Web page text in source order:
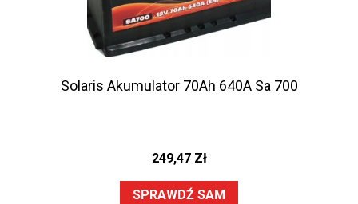
Solaris Akumulator 70Ah 640A Sa 700
249,47 Zł
SPRAWDŹ SAM